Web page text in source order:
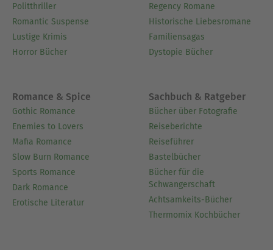
Politthriller
Romantic Suspense
Lustige Krimis
Horror Bücher
Regency Romane
Historische Liebesromane
Familiensagas
Dystopie Bücher
Romance & Spice
Gothic Romance
Enemies to Lovers
Mafia Romance
Slow Burn Romance
Sports Romance
Dark Romance
Erotische Literatur
Sachbuch & Ratgeber
Bücher über Fotografie
Reiseberichte
Reiseführer
Bastelbücher
Bücher für die
Schwangerschaft
Achtsamkeits-Bücher
Thermomix Kochbücher